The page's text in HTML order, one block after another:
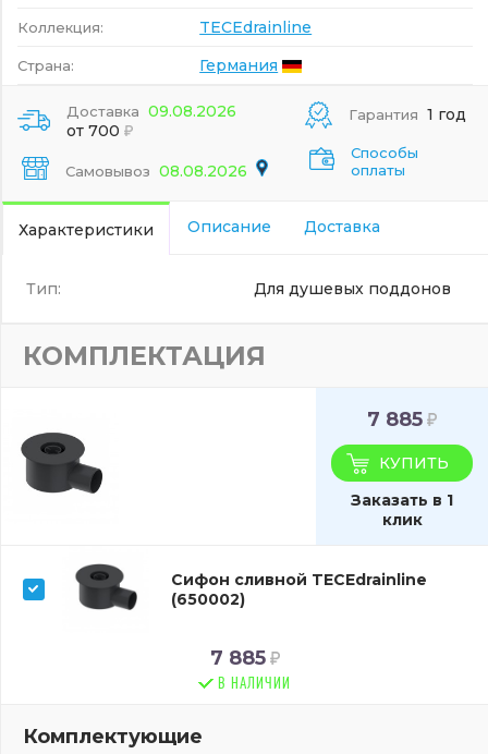
Коллекция: TECEdrainline
Страна: Германия
Доставка 09.08.2026
от 700
Самовывоз 08.08.2026
Гарантия 1 год
Способы
оплаты
Характеристики Описание Доставка
Тип: Для душевых поддонов
КОМПЛЕКТАЦИЯ
7 885
КУПИТЬ
Заказать в 1
клик
Сифон сливной TECEdrainline
(650002)
7 885
В НАЛИЧИИ
Комплектующие